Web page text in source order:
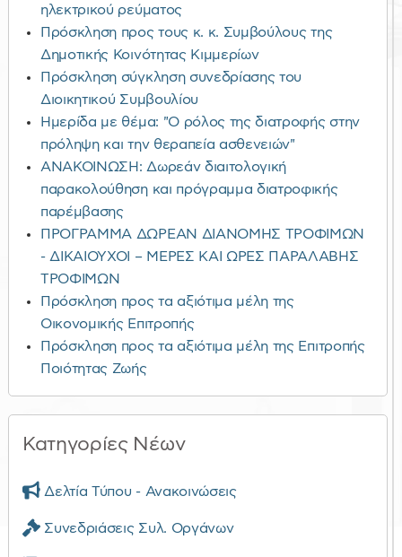
ηλεκτρικού ρεύματος
Πρόσκληση προς τους κ. κ. Συμβούλους της
Δημοτικής Κοινότητας Κιμμερίων
Πρόσκληση σύγκληση συνεδρίασης του
Διοικητικού Συμβουλίου
Ημερίδα με θέμα: "Ο ρόλος της διατροφής στην
πρόληψη και την θεραπεία ασθενειών"
ΑΝΑΚΟΙΝΩΣΗ: Δωρεάν διαιτολογική
παρακολούθηση και πρόγραμμα διατροφικής
παρέμβασης
ΠΡΟΓΡΑΜΜΑ ΔΩΡΕΑΝ ΔΙΑΝΟΜΗΣ ΤΡΟΦΙΜΩΝ
- ΔΙΚΑΙΟΥΧΟΙ – ΜΕΡΕΣ ΚΑΙ ΩΡΕΣ ΠΑΡΑΛΑΒΗΣ
ΤΡΟΦΙΜΩΝ
Πρόσκληση προς τα αξιότιμα μέλη της
Οικονομικής Επιτροπής
Πρόσκληση προς τα αξιότιμα μέλη της Επιτροπής
Ποιότητας Ζωής
Κατηγορίες Νέων
Δελτία Τύπου - Ανακοινώσεις
Συνεδριάσεις Συλ. Οργάνων